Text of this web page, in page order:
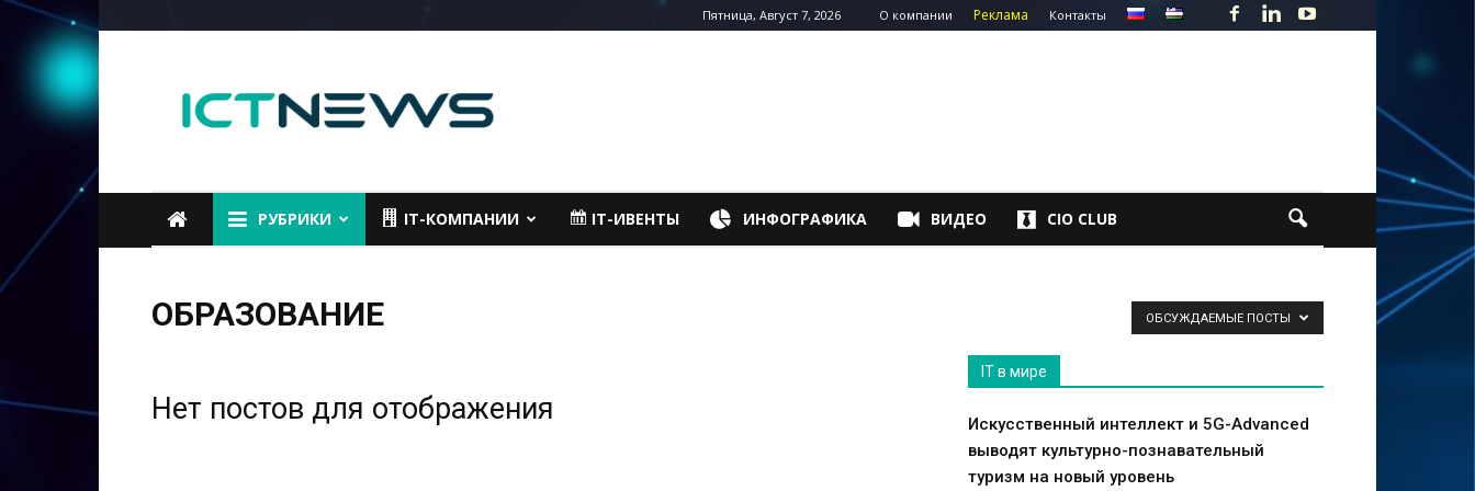
Пятница, Август 7, 2026 О компании Реклама Контакты
РУБРИКИ IT-КОМПАНИИ IT-ИВЕНТЫ ИНФОГРАФИКА ВИДЕО CIO CLUB
ОБРАЗОВАНИЕ ОБСУЖДАЕМЫЕ ПОСТЫ
Нет постов для отображения
IT в мире
Искусственный интеллект и 5G-Advanced
выводят культурно-познавательный
туризм на новый уровень